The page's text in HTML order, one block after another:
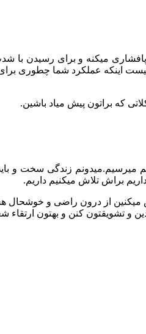
میکنه و برای رسیدن با
اینکه عملکرد شما چطوری برای
که براتون پیش میاد باشین.
زندگی سخت و
براش تلاش میکنیم داریم.
میکنین از درون راضی و
و تشویقتون کنن و بهتون ارتقاء